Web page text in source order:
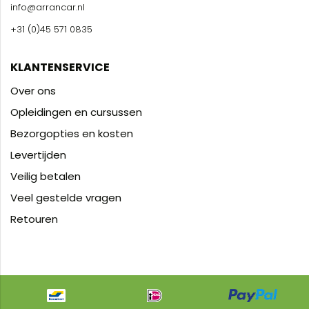
info@arrancar.nl
+31 (0)45 571 0835
KLANTENSERVICE
Over ons
Opleidingen en cursussen
Bezorgopties en kosten
Levertijden
Veilig betalen
Veel gestelde vragen
Retouren